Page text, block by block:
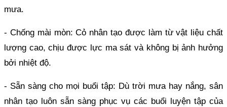
mưa.
- Chống mài mòn: Cỏ nhân tạo được làm từ vật liệu chất
lượng cao, chịu được lực ma sát và không bị ảnh hưởng
bởi nhiệt độ.
- Sẵn sàng cho mọi buổi tập: Dù trời mưa hay nắng, sân
nhân tạo luôn sẵn sàng phục vụ các buổi luyện tập của